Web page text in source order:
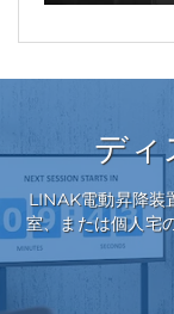
ディ
LINAK電動昇降装
室、または個人宅